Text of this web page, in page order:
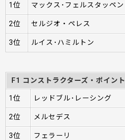
1位 マックス･フェルスタッペン
2位 セルジオ・ペレス
3位 ルイス･ハミルトン
F1 コンストラクターズ・ポイント
1位 レッドブル･レーシング
2位 メルセデス
3位 フェラーリ